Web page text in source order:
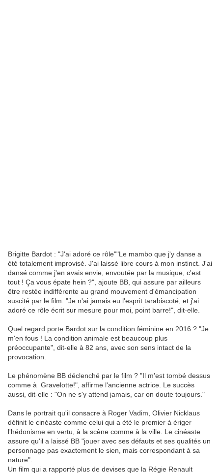
Brigitte Bardot : "J'ai adoré ce rôle""Le mambo que j'y danse a
été totalement improvisé. J'ai laissé libre cours à mon instinct. J'ai
dansé comme j'en avais envie, envoutée par la musique, c'est
tout ! Ça vous épate hein ?", ajoute BB, qui assure par ailleurs
être restée indifférente au grand mouvement d'émancipation
suscité par le film. "Je n'ai jamais eu l'esprit tarabiscoté, et j'ai
adoré ce rôle écrit sur mesure pour moi, point barre!", dit-elle.
Quel regard porte Bardot sur la condition féminine en 2016 ? "Je
m'en fous ! La condition animale est beaucoup plus
préoccupante", dit-elle à 82 ans, avec son sens intact de la
provocation.
Le phénomène BB déclenché par le film ? "Il m'est tombé dessus
comme à Gravelotte!", affirme l'ancienne actrice. Le succès
aussi, dit-elle : "On ne s'y attend jamais, car on doute toujours."
Dans le portrait qu'il consacre à Roger Vadim, Olivier Nicklaus
définit le cinéaste comme celui qui a été le premier à ériger
l'hédonisme en vertu, à la scène comme à la ville. Le cinéaste
assure qu'il a laissé BB "jouer avec ses défauts et ses qualités un
personnage pas exactement le sien, mais correspondant à sa
nature".
Un film qui a rapporté plus de devises que la Régie Renault